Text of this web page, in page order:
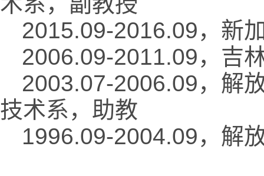
2015.09-2016.09，新
2006.09-2011.09，吉
2003.07-2006.09，解
技术系，助教
1996.09-2004.09，解